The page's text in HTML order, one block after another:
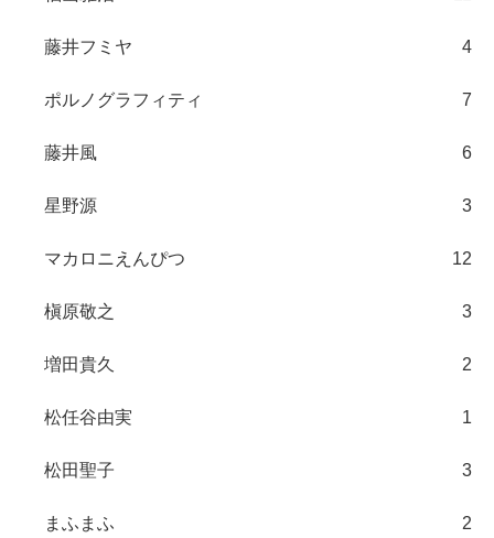
藤井フミヤ 4
ポルノグラフィティ 7
藤井風 6
星野源 3
マカロニえんぴつ 12
槇原敬之 3
増田貴久 2
松任谷由実 1
松田聖子 3
まふまふ 2